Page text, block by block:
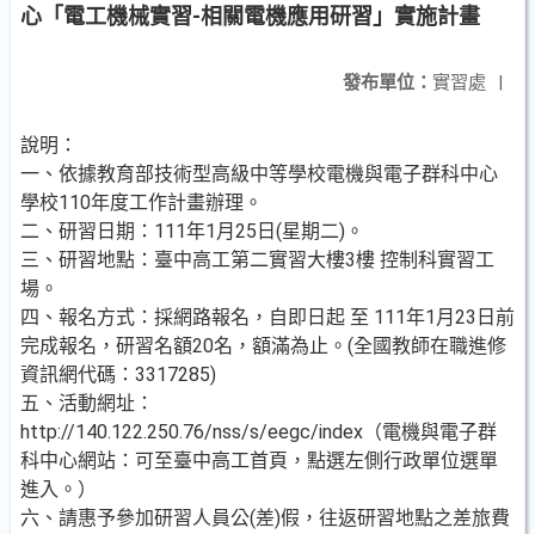
心「電工機械實習-相關電機應用研習」實施計畫
發布單位： 實習處 |
說明：
一、依據教育部技術型高級中等學校電機與電子群科中心
學校110年度工作計畫辦理。
二、研習日期：111年1月25日(星期二)。
三、研習地點：臺中高工第二實習大樓3樓 控制科實習工
場。
四、報名方式：採網路報名，自即日起 至 111年1月23日前
完成報名，研習名額20名，額滿為止。(全國教師在職進修
資訊網代碼：3317285)
五、活動網址：
http://140.122.250.76/nss/s/eegc/index（電機與電子群
科中心網站：可至臺中高工首頁，點選左側行政單位選單
進入。）
六、請惠予參加研習人員公(差)假，往返研習地點之差旅費